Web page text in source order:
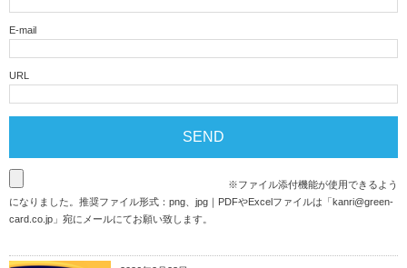
E-mail
URL
※ファイル添付機能が使用できるよう
になりました。推奨ファイル形式：png、jpg｜PDFやExcelファイルは「 kanri@green-
card.co.jp 」宛にメールにてお願い致します。